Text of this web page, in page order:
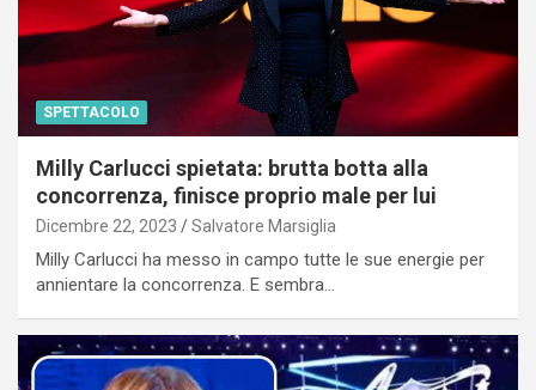
SPETTACOLO
Milly Carlucci spietata: brutta botta alla
concorrenza, finisce proprio male per lui
Dicembre 22, 2023 Salvatore Marsiglia
Milly Carlucci ha messo in campo tutte le sue energie per
annientare la concorrenza. E sembra…